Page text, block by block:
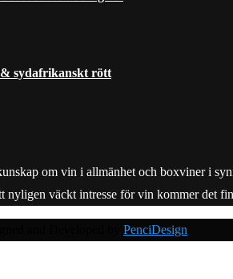
sydafrikanskt rött
om vin i allmänhet och boxviner i
nyligen väckt intresse för vin kommer det
PenciDesign